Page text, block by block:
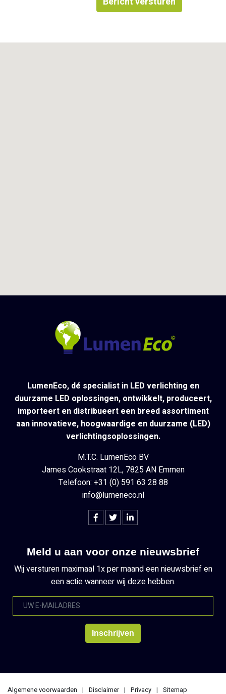
LumenEco, dé specialist in LED verlichting en
duurzame LED oplossingen, ontwikkelt, produceert,
importeert en distribueert een breed assortiment
aan innovatieve, hoogwaardige en duurzame (LED)
verlichtingsoplossingen.
M.T.C. LumenEco BV
James Cookstraat 12L, 7825 AN Emmen
Telefoon: +31 (0) 591 63 28 88
info@lumeneco.nl
Meld u aan voor onze nieuwsbrief
Wij versturen maximaal 1x per maand een nieuwsbrief en
een actie wanneer wij deze hebben.
Algemene voorwaarden Disclaimer Privacy Sitemap